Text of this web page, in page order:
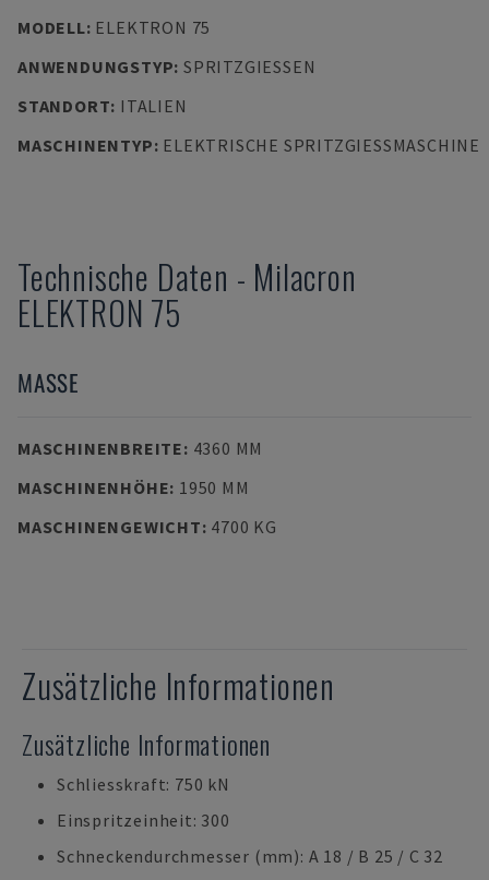
MODELL: ELEKTRON 75
ANWENDUNGSTYP: SPRITZGIESSEN
STANDORT: ITALIEN
MASCHINENTYP: ELEKTRISCHE SPRITZGIESSMASCHINE
Technische Daten - Milacron
ELEKTRON 75
MASSE
MASCHINENBREITE: 4360 MM
MASCHINENHÖHE: 1950 MM
MASCHINENGEWICHT: 4700 KG
Zusätzliche Informationen
Zusätzliche Informationen
Schliesskraft: 750 kN
Einspritzeinheit: 300
Schneckendurchmesser (mm): A 18 / B 25 / C 32